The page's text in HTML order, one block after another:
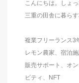
こんにちは。しょっ
三重の田舎に暮らす
複業フリーランス3
レモン農家、宿泊
販売サポート、オ
ビティ、NFT